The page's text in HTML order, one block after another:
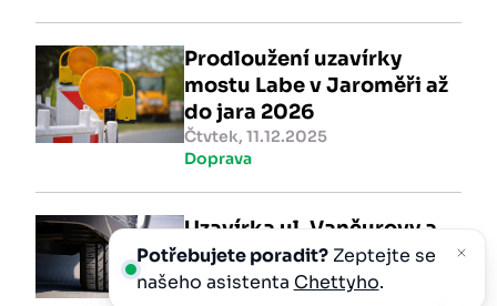
Prodloužení uzavírky
mostu Labe v Jaroměři až
do jara 2026
Čtvtek, 11.12.2025
Doprava
Uzavírka ul. Vančurovy a
ul. Trojické
Úterý, 09.12.2025
Potřebujete poradit?Zeptejte se
našeho asistenta Chettyho.